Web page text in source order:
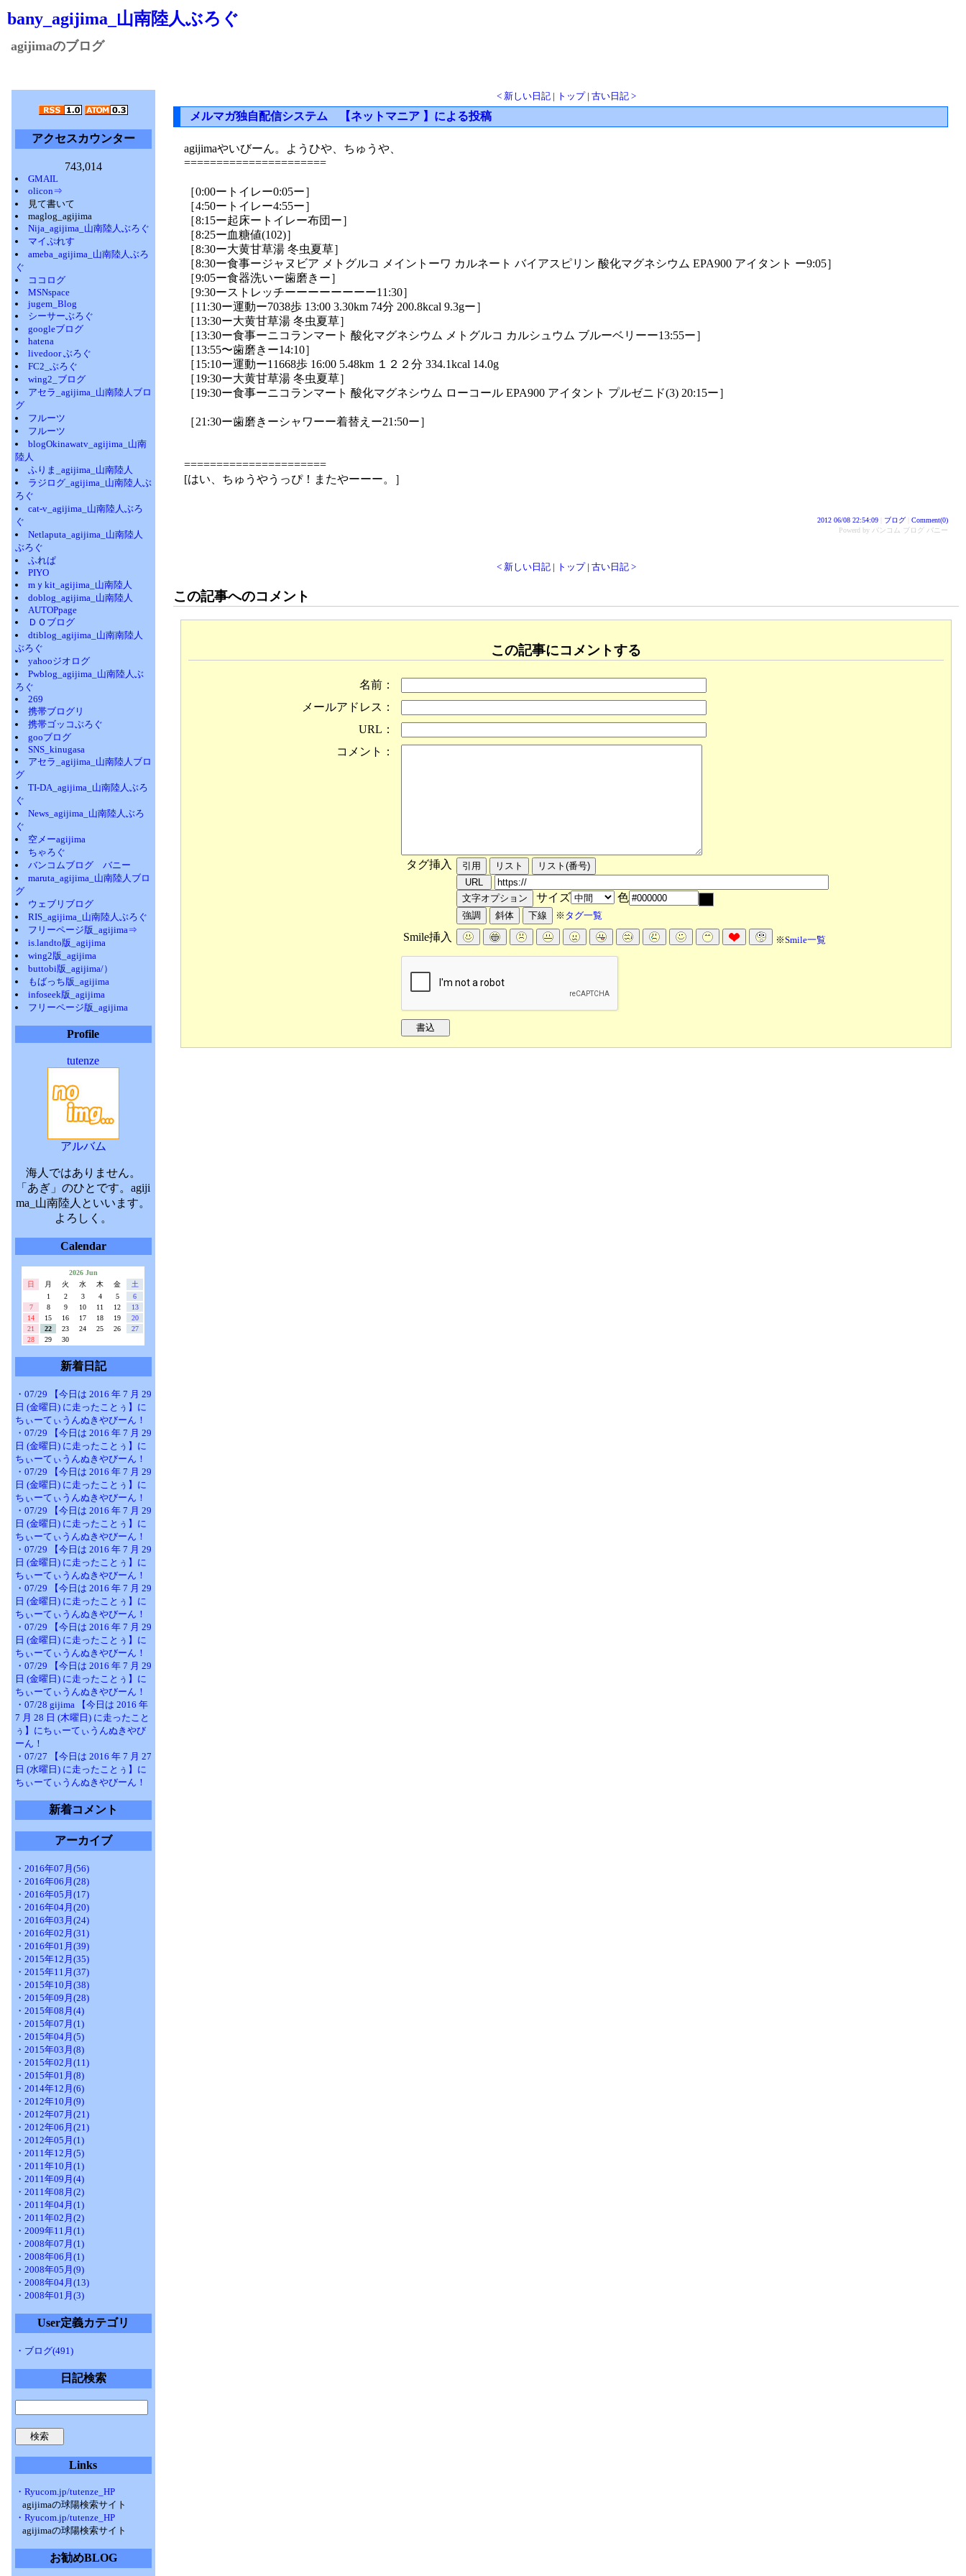
bany_agijima_山南陸人ぶろぐ
agijimaのブログ
アクセスカウンター
743,014
GMAIL
olicon⇒
見て書いて
maglog_agijima
Nija_agijima_山南陸人ぶろぐ
マイぷれす
ameba_agijima_山南陸人ぶろ
ぐ
ココログ
MSNspace
jugem_Blog
シーサーぶろぐ
googleブログ
hatena
livedoor ぶろぐ
FC2_ぶろぐ
wing2_ブログ
アセラ_agijima_山南陸人ブロ
グ
フルーツ
フルーツ
blogOkinawatv_agijima_山南
陸人
ふりま_agijima_山南陸人
ラジログ_agijima_山南陸人ぶ
ろぐ
cat-v_agijima_山南陸人ぶろ
ぐ
Netlaputa_agijima_山南陸人
ぶろぐ
ふれぱ
PIYO
mｙkit_agijima_山南陸人
doblog_agijima_山南陸人
AUTOPpage
ＤＯブログ
dtiblog_agijima_山南南陸人
ぶろぐ
yahooジオログ
Pwblog_agijima_山南陸人ぶ
ろぐ
269
携帯ブログリ
携帯ゴッコぶろぐ
gooブログ
SNS_kinugasa
アセラ_agijima_山南陸人ブロ
グ
TI-DA_agijima_山南陸人ぶろ
ぐ
News_agijima_山南陸人ぶろ
ぐ
空メーagijima
ちゃろぐ
バンコムブログ バニー
maruta_agijima_山南陸人ブロ
グ
ウェブリブログ
RIS_agijima_山南陸人ぶろぐ
フリーページ版_agijima⇒
is.landto版_agijima
wing2版_agijima
buttobi版_agijima/）
もばっち版_agijima
infoseek版_agijima
フリーページ版_agijima
Profile
tutenze
アルバム
海人ではありません。
「あぎ」のひとです。agiji
ma_山南陸人といいます。
よろしく。
Calendar
2026 Jun
日
月 火 水 木 金
土
1
2 3 4 5
6
7
8 9 10 11 12
13
14
15 16 17 18 19
20
21
22 23 24 25 26
27
28
29 30
新着日記
・07/29 【今日は 2016 年 7 月 29
日 (金曜日) に走ったことぅ】に
ちぃーてぃうんぬきやびーん！
・07/29 【今日は 2016 年 7 月 29
日 (金曜日) に走ったことぅ】に
ちぃーてぃうんぬきやびーん！
・07/29 【今日は 2016 年 7 月 29
日 (金曜日) に走ったことぅ】に
ちぃーてぃうんぬきやびーん！
・07/29 【今日は 2016 年 7 月 29
日 (金曜日) に走ったことぅ】に
ちぃーてぃうんぬきやびーん！
・07/29 【今日は 2016 年 7 月 29
日 (金曜日) に走ったことぅ】に
ちぃーてぃうんぬきやびーん！
・07/29 【今日は 2016 年 7 月 29
日 (金曜日) に走ったことぅ】に
ちぃーてぃうんぬきやびーん！
・07/29 【今日は 2016 年 7 月 29
日 (金曜日) に走ったことぅ】に
ちぃーてぃうんぬきやびーん！
・07/29 【今日は 2016 年 7 月 29
日 (金曜日) に走ったことぅ】に
ちぃーてぃうんぬきやびーん！
・07/28 gijima 【今日は 2016 年
7 月 28 日 (木曜日) に走ったこと
ぅ】にちぃーてぃうんぬきやび
ーん！
・07/27 【今日は 2016 年 7 月 27
日 (水曜日) に走ったことぅ】に
ちぃーてぃうんぬきやびーん！
新着コメント
アーカイブ
・2016年07月(56)
・2016年06月(28)
・2016年05月(17)
・2016年04月(20)
・2016年03月(24)
・2016年02月(31)
・2016年01月(39)
・2015年12月(35)
・2015年11月(37)
・2015年10月(38)
・2015年09月(28)
・2015年08月(4)
・2015年07月(1)
・2015年04月(5)
・2015年03月(8)
・2015年02月(11)
・2015年01月(8)
・2014年12月(6)
・2012年10月(9)
・2012年07月(21)
・2012年06月(21)
・2012年05月(1)
・2011年12月(5)
・2011年10月(1)
・2011年09月(4)
・2011年08月(2)
・2011年04月(1)
・2011年02月(2)
・2009年11月(1)
・2008年07月(1)
・2008年06月(1)
・2008年05月(9)
・2008年04月(13)
・2008年01月(3)
User定義カテゴリ
・ブログ(491)
日記検索
Links
・Ryucom.jp/tutenze_HP
agijimaの球陽検索サイト
・Ryucom.jp/tutenze_HP
agijimaの球陽検索サイト
お勧めBLOG
< 新しい日記| トップ| 古い日記 >
メルマガ独自配信システム 【ネットマニア 】による投稿
agijimaやいびーん。ようひや、ちゅうや、
======================
［0:00ートイレー0:05ー］
［4:50ートイレー4:55ー］
［8:15ー起床ートイレー布団ー］
［8:25ー血糖値(102)］
［8:30ー大黄甘草湯 冬虫夏草］
［8:30ー食事ージャヌビア メトグルコ メイントーワ カルネート バイアスピリン 酸化マグネシウム EPA900 アイタント ー9:05］
［9:05ー食器洗いー歯磨きー］
［9:30ーストレッチーーーーーーーー11:30］
［11:30ー運動ー7038歩 13:00 3.30km 74分 200.8kcal 9.3gー］
［13:30ー大黄甘草湯 冬虫夏草］
［13:30ー食事ーニコランマート 酸化マグネシウム メトグルコ カルシュウム ブルーベリーー13:55ー］
［13:55〜歯磨きー14:10］
［15:10ー運動ー11668歩 16:00 5.48km １２２分 334.1kcal 14.0g
［19:30ー大黄甘草湯 冬虫夏草］
［19:30ー食事ーニコランマート 酸化マグネシウム ローコール EPA900 アイタント プルゼニド(3) 20:15ー］
［21:30ー歯磨きーシャワーー着替えー21:50ー］
======================
[はい、ちゅうやうっぴ！またやーーー。］
2012 06/08 22:54:09 ブログ
Comment(0)
Powerd by バンコム ブログ バニー
< 新しい日記| トップ| 古い日記 >
この記事へのコメント
この記事にコメントする
名前：
メールアドレス：
URL：
コメント：
タグ挿入
サイズ 色
※ タグ一覧
Smile挿入 ※Smile一覧